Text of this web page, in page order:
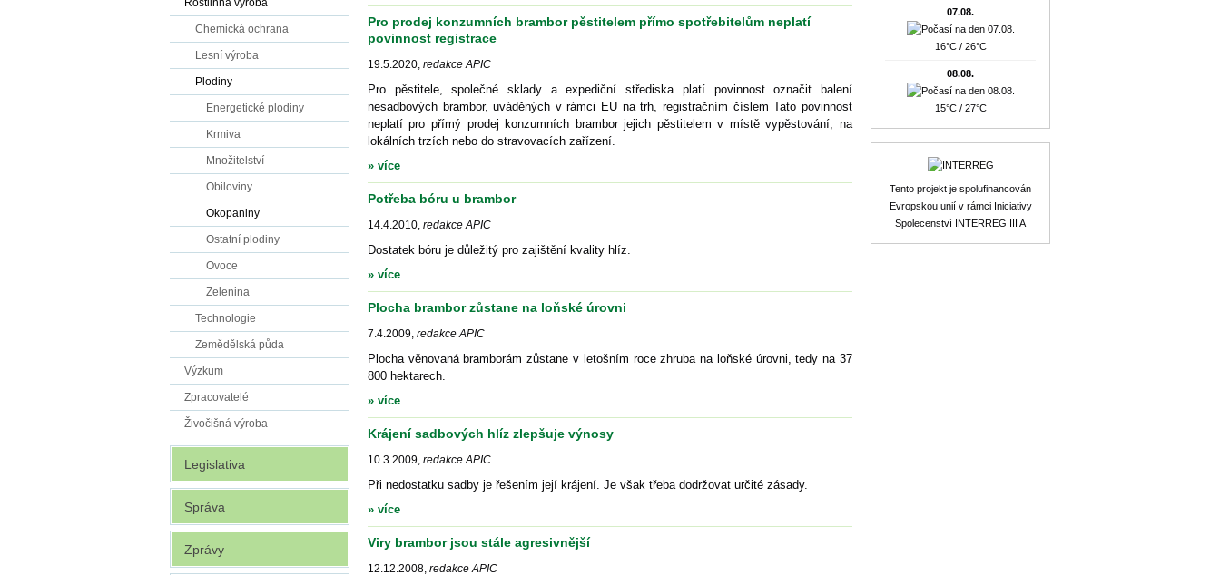
Pro prodej konzumních brambor pěstitelem přímo spotřebitelům neplatí
povinnost registrace
19.5.2020, redakce APIC
Pro pěstitele, společné sklady a expediční střediska platí povinnost označit balení
nesadbových brambor, uváděných v rámci EU na trh, registračním číslem Tato povinnost
neplatí pro přímý prodej konzumních brambor jejich pěstitelem v místě vypěstování, na
lokálních trzích nebo do stravovacích zařízení.
» více
Potřeba bóru u brambor
14.4.2010, redakce APIC
Dostatek bóru je důležitý pro zajištění kvality hlíz.
» více
Plocha brambor zůstane na loňské úrovni
7.4.2009, redakce APIC
Plocha věnovaná bramborám zůstane v letošním roce zhruba na loňské úrovni, tedy na 37
800 hektarech.
» více
Krájení sadbových hlíz zlepšuje výnosy
10.3.2009, redakce APIC
Při nedostatku sadby je řešením její krájení. Je však třeba dodržovat určité zásady.
» více
Viry brambor jsou stále agresivnější
12.12.2008, redakce APIC
Rostlinná výroba
Chemická ochrana
Lesní výroba
Plodiny
Energetické plodiny
Krmiva
Množitelství
Obiloviny
Okopaniny
Ostatní plodiny
Ovoce
Zelenina
Technologie
Zemědělská půda
Výzkum
Zpracovatelé
Živočišná výroba
Legislativa
Správa
Zprávy
07.08.
16°C / 26°C
08.08.
15°C / 27°C
Tento projekt je spolufinancován
Evropskou unií v rámci Iniciativy
Spolecenství INTERREG III A